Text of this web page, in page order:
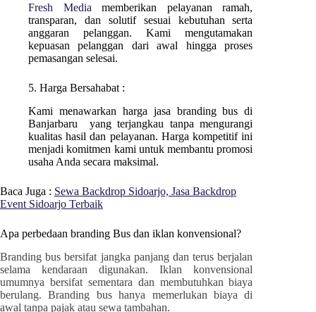
Fresh Media memberikan pelayanan ramah,
transparan, dan solutif sesuai kebutuhan serta
anggaran pelanggan. Kami mengutamakan
kepuasan pelanggan dari awal hingga proses
pemasangan selesai.
5. Harga Bersahabat :
Kami menawarkan harga jasa branding bus di
Banjarbaru
yang terjangkau tanpa mengurangi
kualitas hasil dan pelayanan. Harga kompetitif ini
menjadi komitmen kami untuk membantu promosi
usaha Anda secara maksimal.
Baca Juga : Sewa Backdrop Sidoarjo, Jasa Backdrop
Event Sidoarjo Terbaik
Apa perbedaan branding Bus dan iklan konvensional?
Branding bus bersifat jangka panjang dan terus berjalan
selama kendaraan digunakan. Iklan konvensional
umumnya bersifat sementara dan membutuhkan biaya
berulang. Branding bus hanya memerlukan biaya di
awal tanpa pajak atau sewa tambahan.